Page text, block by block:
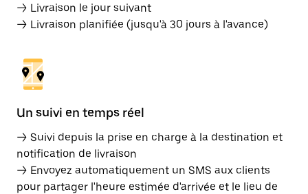
→ Livraison le jour suivant
→ Livraison planifiée (jusqu'à 30 jours à l'avance)
Un suivi en temps réel
→ Suivi depuis la prise en charge à la destination et
notification de livraison
→ Envoyez automatiquement un SMS aux clients
pour partager l'heure estimée d'arrivée et le lieu de